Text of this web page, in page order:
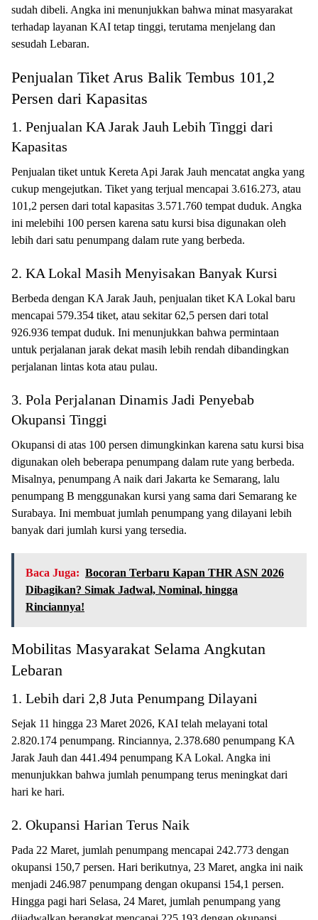
sudah dibeli. Angka ini menunjukkan bahwa minat masyarakat
terhadap layanan KAI tetap tinggi, terutama menjelang dan
sesudah Lebaran.
Penjualan Tiket Arus Balik Tembus 101,2
Persen dari Kapasitas
1. Penjualan KA Jarak Jauh Lebih Tinggi dari
Kapasitas
Penjualan tiket untuk Kereta Api Jarak Jauh mencatat angka yang
cukup mengejutkan. Tiket yang terjual mencapai 3.616.273, atau
101,2 persen dari total kapasitas 3.571.760 tempat duduk. Angka
ini melebihi 100 persen karena satu kursi bisa digunakan oleh
lebih dari satu penumpang dalam rute yang berbeda.
2. KA Lokal Masih Menyisakan Banyak Kursi
Berbeda dengan KA Jarak Jauh, penjualan tiket KA Lokal baru
mencapai 579.354 tiket, atau sekitar 62,5 persen dari total
926.936 tempat duduk. Ini menunjukkan bahwa permintaan
untuk perjalanan jarak dekat masih lebih rendah dibandingkan
perjalanan lintas kota atau pulau.
3. Pola Perjalanan Dinamis Jadi Penyebab
Okupansi Tinggi
Okupansi di atas 100 persen dimungkinkan karena satu kursi bisa
digunakan oleh beberapa penumpang dalam rute yang berbeda.
Misalnya, penumpang A naik dari Jakarta ke Semarang, lalu
penumpang B menggunakan kursi yang sama dari Semarang ke
Surabaya. Ini membuat jumlah penumpang yang dilayani lebih
banyak dari jumlah kursi yang tersedia.
Baca Juga: Bocoran Terbaru Kapan THR ASN 2026
Dibagikan? Simak Jadwal, Nominal, hingga
Rinciannya!
Mobilitas Masyarakat Selama Angkutan
Lebaran
1. Lebih dari 2,8 Juta Penumpang Dilayani
Sejak 11 hingga 23 Maret 2026, KAI telah melayani total
2.820.174 penumpang. Rinciannya, 2.378.680 penumpang KA
Jarak Jauh dan 441.494 penumpang KA Lokal. Angka ini
menunjukkan bahwa jumlah penumpang terus meningkat dari
hari ke hari.
2. Okupansi Harian Terus Naik
Pada 22 Maret, jumlah penumpang mencapai 242.773 dengan
okupansi 150,7 persen. Hari berikutnya, 23 Maret, angka ini naik
menjadi 246.987 penumpang dengan okupansi 154,1 persen.
Hingga pagi hari Selasa, 24 Maret, jumlah penumpang yang